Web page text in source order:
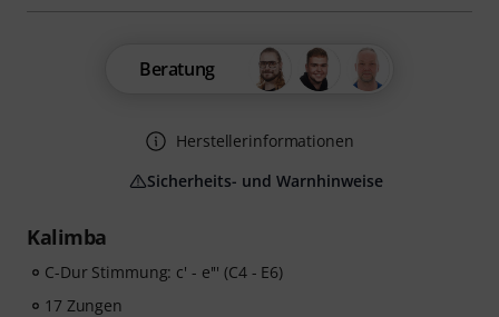
Kalimba
C-Dur Stimmung: c' - e''' (C4 - E6)
17 Zungen
Beratung
Herstellerinformationen
Sicherheits- und Warnhinweise